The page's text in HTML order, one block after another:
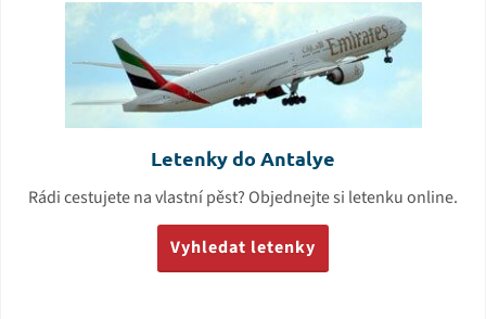
Letenky do Antalye
Rádi cestujete na vlastní pěst? Objednejte si letenku online.
Vyhledat letenky